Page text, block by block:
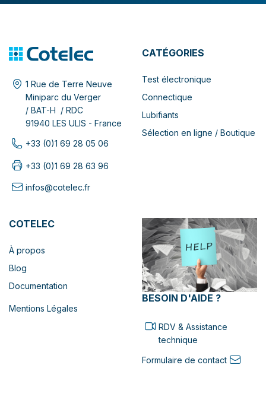
1 Rue de Terre Neuve
Miniparc du Verger
/ BAT-H / RDC
91940 LES ULIS - France
+33 (0)1 69 28 05 06
+33 (0)1 69 28 63 96
infos@cotelec.fr
CATÉGORIES
Test électronique
Connectique
Lubifiants
Sélection en ligne / Boutique
COTELEC
À propos
Blog
Documentation
Mentions Légales
BESOIN D'AIDE ?
RDV & Assistance
technique
Formulaire de contact